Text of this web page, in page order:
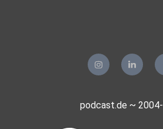
podcast.de ~